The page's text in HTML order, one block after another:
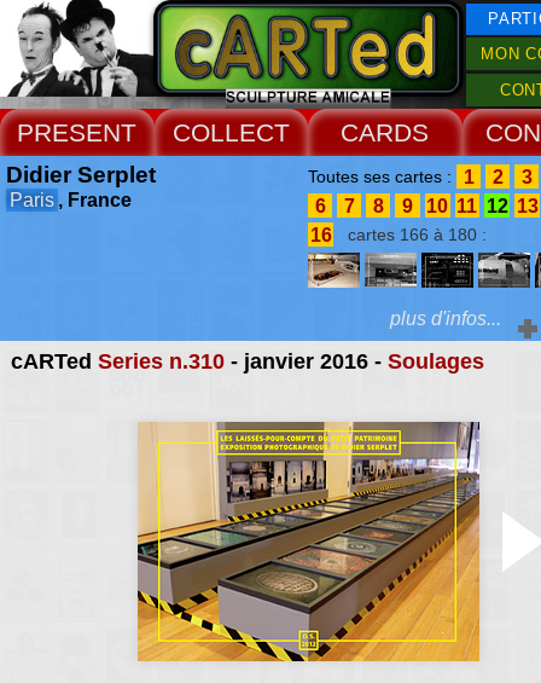
MON
PRESENT COLLECT CARDS
cARTed Series n.310- janvier 2016 - Soulages
Didier Serplet
Paris , France
Toutes ses cartes : 1 2
3
6
7 8 9 10 11 12 13
16 cartes 166 à 180 :
Extras :
Catherine Monson
plus d'infos...